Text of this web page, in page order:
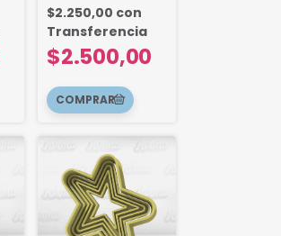
$2.500,00
$2.250,00 con
Transferencia